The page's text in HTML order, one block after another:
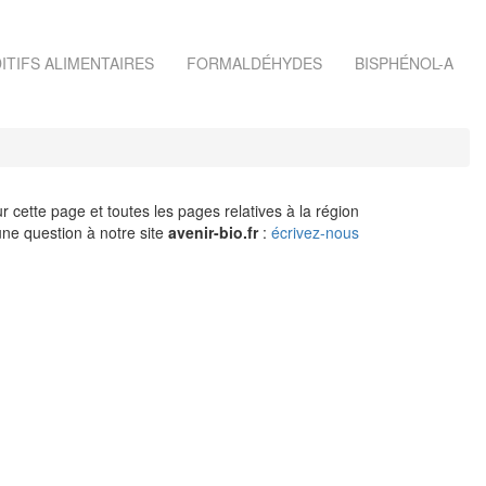
ALIMENTAIRES FORMALDÉHYDES BISPHÉNOL-A
cette page et toutes les pages relatives à la région
question à notre siteavenir-bio.fr: écrivez-nous